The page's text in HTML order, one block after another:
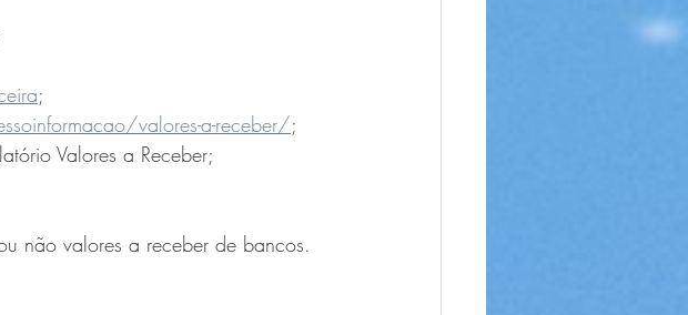
;
valores-a-receber/;
Valores a Receber;
não valores a receber de bancos.